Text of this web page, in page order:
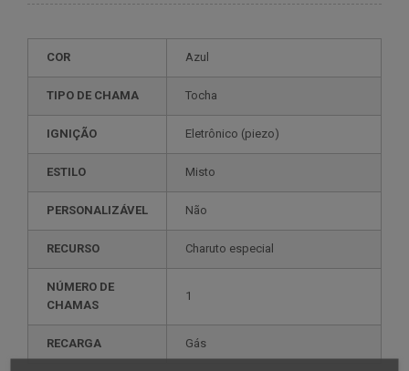
COR Azul
TIPO DE CHAMA Tocha
IGNIÇÃO eletrônico (piezo)
ESTILO misto
PERSONALIZÁVEL não
RECURSO charuto especial
NÚMERO DE
CHAMAS
1
RECARGA gás